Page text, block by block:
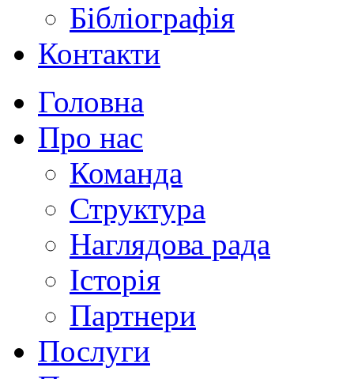
Бібліографія
Контакти
Головна
Про нас
Команда
Структура
Наглядова рада
Історія
Партнери
Послуги